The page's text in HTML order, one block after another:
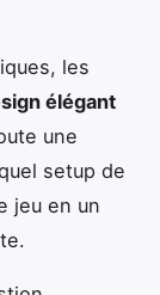
les
élégant
une
setup de
jeu en un